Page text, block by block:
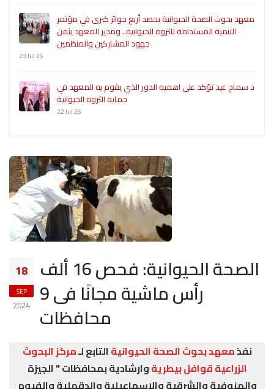
معهد بحوث الصحة الحيوانية يحصد أربع جوائز كبرى في مؤتمر
التنمية المستدامة للثروة الحيوانية.. ومدير المعهد يثمن
جهود المشاركين والمنظمين
23 Jul 26
د سماح عيد تؤكد على اهميه الدور الذي يقوم به المعهد في
حمايه الثروه الحيوانية
22 Jul 26
18
SEP
2024
الصحة الحيوانية: فحص 16 ألف
رأس ماشية مجانًا فى 9
محافظات
نفذمعهد بحوث الصحة الحيوانيةالتابع لـمركز البحوث
الزراعيةقوافل بيطريةوارشادية بمحافظات " الجيزة
والمنوفية والشرقية والإسماعيلية والدقهلية والفيوم